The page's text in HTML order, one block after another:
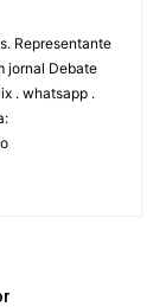
Representante
jornal Debate
. whatsapp .